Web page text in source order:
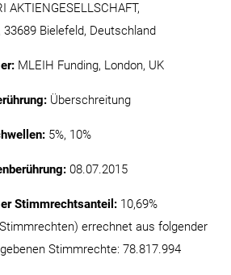
AKTIENGESELLSCHAFT,
Bielefeld, Deutschland
MLEIH Funding, London, UK
Überschreitung
5%, 10%
08.07.2015
Stimmrechtsanteil: 10,69%
errechnet aus folgender
Stimmrechte: 78.817.994